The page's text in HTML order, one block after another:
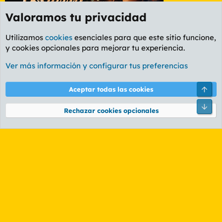
Foro Informática y Videojuegos
Cookies
PL OLDSTYLE AMARILLO
Términos y reglas Política de privacidad Ayuda
Community platform by XenForo® © 2010-2026 XenForo Ltd.
Valoramos tu privacidad
Utilizamos cookies esenciales para que este sitio funcione,
y cookies opcionales para mejorar tu experiencia.
Ver más información y configurar tus preferencias
Aceptar todas las cookies
Rechazar cookies opcionales
Pie